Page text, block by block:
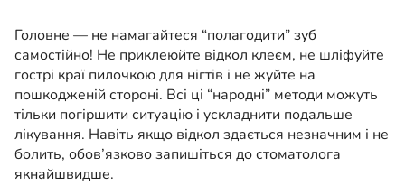
Головне — не намагайтеся “полагодити” зуб
самостійно! Не приклеюйте відкол клеєм, не шліфуйте
гострі краї пилочкою для нігтів і не жуйте на
пошкодженій стороні. Всі ці “народні” методи можуть
тільки погіршити ситуацію і ускладнити подальше
лікування. Навіть якщо відкол здається незначним і не
болить, обов’язково запишіться до стоматолога
якнайшвидше.